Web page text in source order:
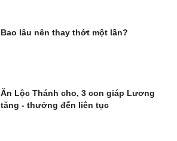
Bao lâu nên thay thớt một lần?
Ăn Lộc Thánh cho, 3 con giáp Lương
tăng - thưởng đến liên tục